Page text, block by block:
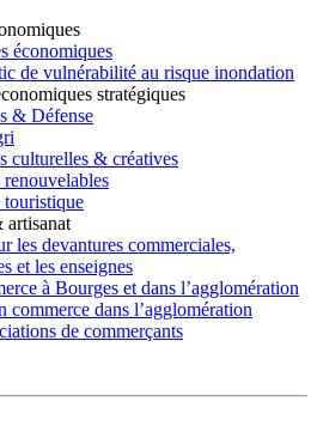
économiques
de vulnérabilité au risque inondation
stratégiques
& Défense
culturelles & créatives
renouvelables
touristique
artisanat
les devantures commerciales,
et les enseignes
à Bourges et dans l’agglomération
commerce dans l’agglomération
de commerçants